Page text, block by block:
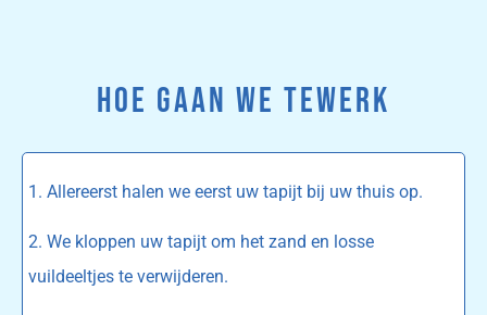
HOE GAAN WE TEWERK
1. Allereerst halen we eerst uw tapijt bij uw thuis op.
2. We kloppen uw tapijt om het zand en losse
vuildeeltjes te verwijderen.